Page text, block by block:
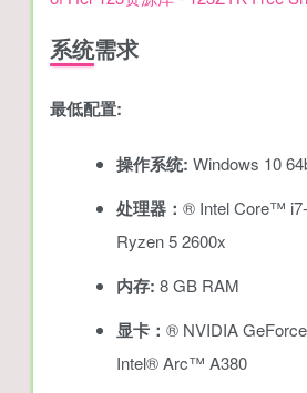
系统需求
最低配置:
操作系统: Windows 10
处理器： ® Intel Core™
Ryzen 5 2600x
内存: 8 GB RAM
显卡： ® NVIDIA
Intel® Arc™ A380